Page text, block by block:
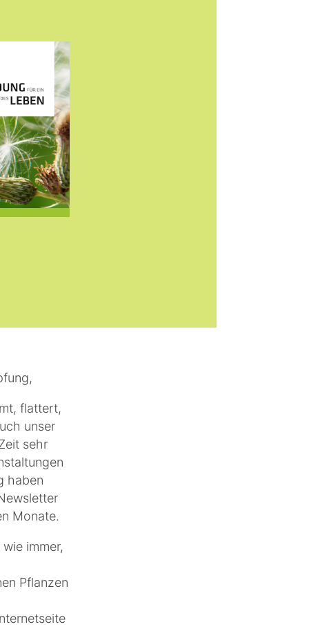
flattert,
unser
sehr
haben
Monate.
immer,
Pflanzen